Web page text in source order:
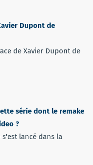
Dupont de
de Xavier Dupont de
série dont le remake
?
lancé dans la